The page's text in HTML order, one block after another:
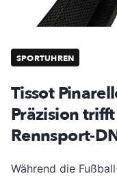
SPORTUHREN
Tissot
Präzision
Rennsport-
Während die